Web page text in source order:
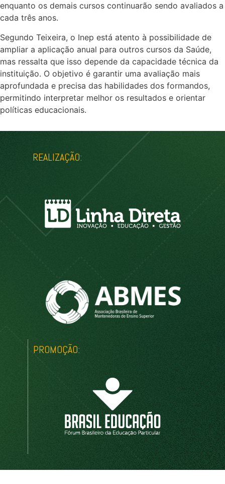
enquanto os demais cursos continuarão sendo avaliados a
cada três anos.
Segundo Teixeira, o Inep está atento à possibilidade de
ampliar a aplicação anual para outros cursos da Saúde,
mas ressalta que isso depende da capacidade técnica da
instituição. O objetivo é garantir uma avaliação mais
aprofundada e precisa das habilidades dos formandos,
permitindo interpretar melhor os resultados e orientar
políticas educacionais.
REALIZAÇÃO:
PROMOÇÃO: